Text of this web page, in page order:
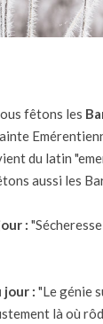
fêtons les
du latin
aussi les
:
jour : "Le génie
là où